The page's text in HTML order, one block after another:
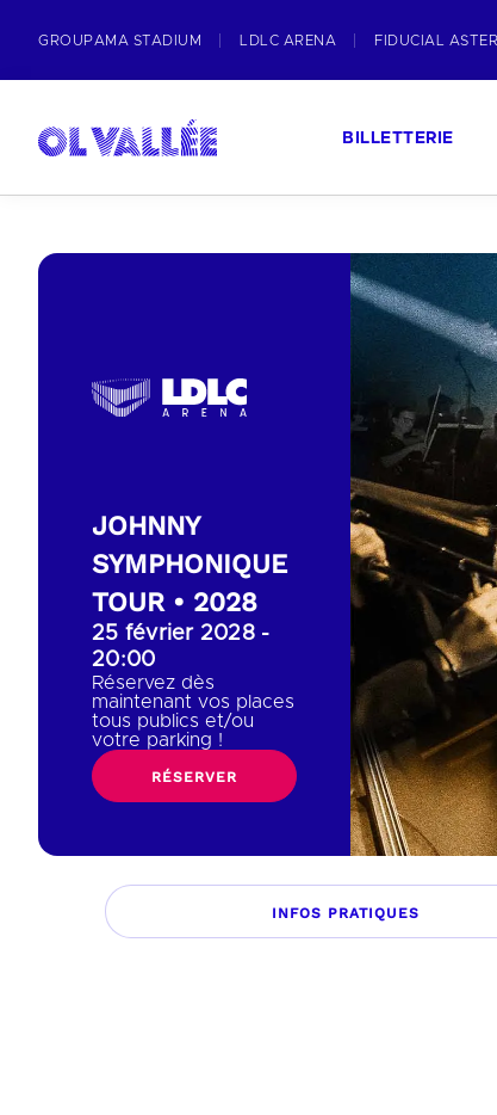
GROUPAMA STADIUM LDLC ARENA FIDUCIAL
BILLETTERIE
JOHNNY
SYMPHONIQUE
TOUR • 2028
25 février 2028 -
20:00
Réservez dès
maintenant vos places
tous publics et/ou
votre parking !
RÉSERVER
INFOS PRATIQUES